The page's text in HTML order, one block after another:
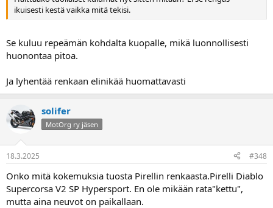
ikuisesti kestä vaikka mitä tekisi.
Se kuluu repeämän kohdalta kuopalle, mikä luonnollisesti
huonontaa pitoa.
Ja lyhentää renkaan elinikää huomattavasti
solifer
MotOrg ry jäsen
18.3.2025 #348
Onko mitä kokemuksia tuosta Pirellin renkaasta.Pirelli Diablo
Supercorsa V2 SP Hypersport. En ole mikään rata"kettu",
mutta aina neuvot on paikallaan.